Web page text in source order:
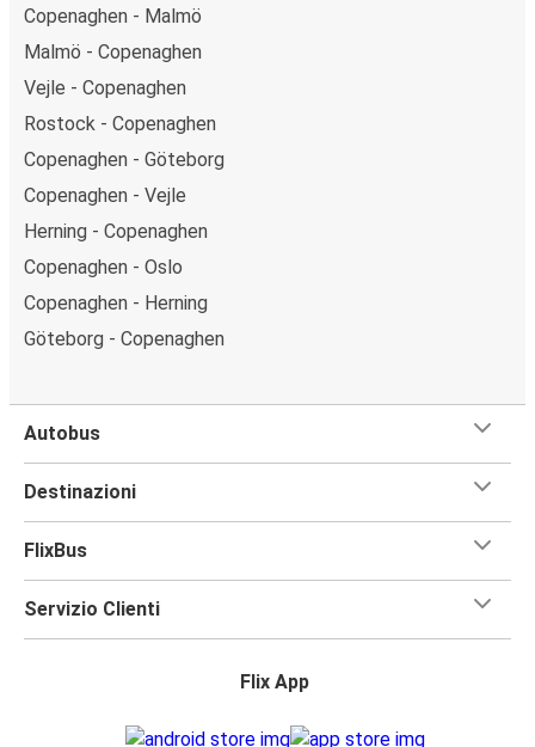
Copenaghen - Malmö
Malmö - Copenaghen
Vejle - Copenaghen
Rostock - Copenaghen
Copenaghen - Göteborg
Copenaghen - Vejle
Herning - Copenaghen
Copenaghen - Oslo
Copenaghen - Herning
Göteborg - Copenaghen
Autobus
Destinazioni
FlixBus
Servizio Clienti
Flix App